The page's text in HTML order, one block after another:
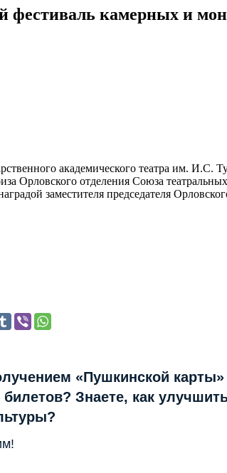
камерных и
академического театра им.
Орловского отделения Союза
заместителя председателя
«Пушкинской
Знаете, как